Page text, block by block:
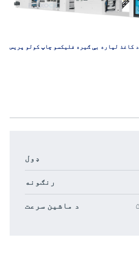
د کاغذ لپاره بې ګیره فلیکسو چاپ کولو پریس
ډول
رنګونه
د ماشین سرعت